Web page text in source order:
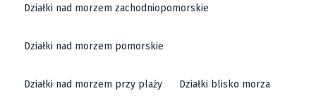
Działki nad morzem zachodniopomorskie
Działki nad morzem pomorskie
Działki nad morzem przy plaży Działki blisko morza